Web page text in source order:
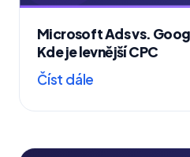
Microsoft Ads vs.
Kde je levnější CPC
Číst dále